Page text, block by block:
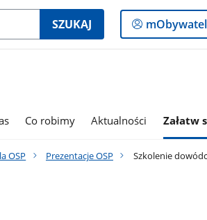
SZUKAJ
Logowanie
do
mObywatel
Co robimy Aktualności Załatw
OSP Prezentacje OSP Szkolenie